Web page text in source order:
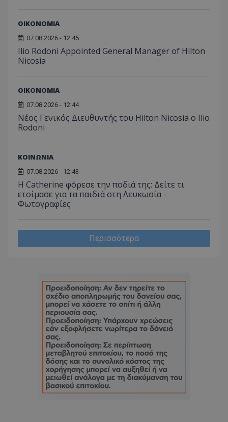
ΟΙΚΟΝΟΜΙΑ
07.08.2026 - 12:45
Ilio Rodoni Appointed General Manager of Hilton
Nicosia
ΟΙΚΟΝΟΜΙΑ
07.08.2026 - 12:44
Νέος Γενικός Διευθυντής του Hilton Nicosia ο Ilio
Rodoni
ΚΟΙΝΩΝΙΑ
07.08.2026 - 12:43
Η Catherine φόρεσε την ποδιά της: Δείτε τι
ετοίμασε για τα παιδιά στη Λευκωσία -
Φωτογραφίες
Περισσότερα